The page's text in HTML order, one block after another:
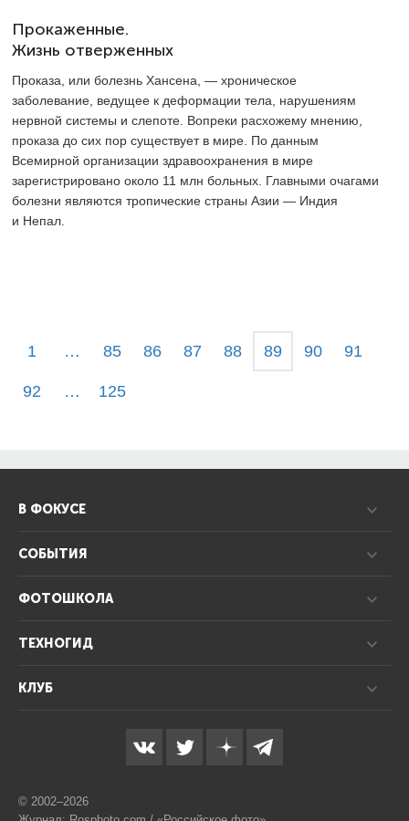
Прокаженные.
Жизнь отверженных
Проказа, или болезнь Хансена, — хроническое
заболевание, ведущее к деформации тела, нарушениям
нервной системы и слепоте. Вопреки расхожему мнению,
проказа до сих пор существует в мире. По данным
Всемирной организации здравоохранения в мире
зарегистрировано около 11 млн больных. Главными очагами
болезни являются тропические страны Азии — Индия
и Непал.
1 … 85 86 87 88 89 90 91
92 … 125
В ФОКУСЕ
СОБЫТИЯ
ФОТОШКОЛА
ТЕХНОГИД
КЛУБ
© 2002–2026